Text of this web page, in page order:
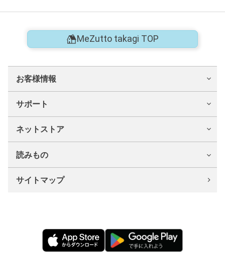
MeZutto takagi TOP
お客様情報
サポート
ネットストア
読みもの
サイトマップ